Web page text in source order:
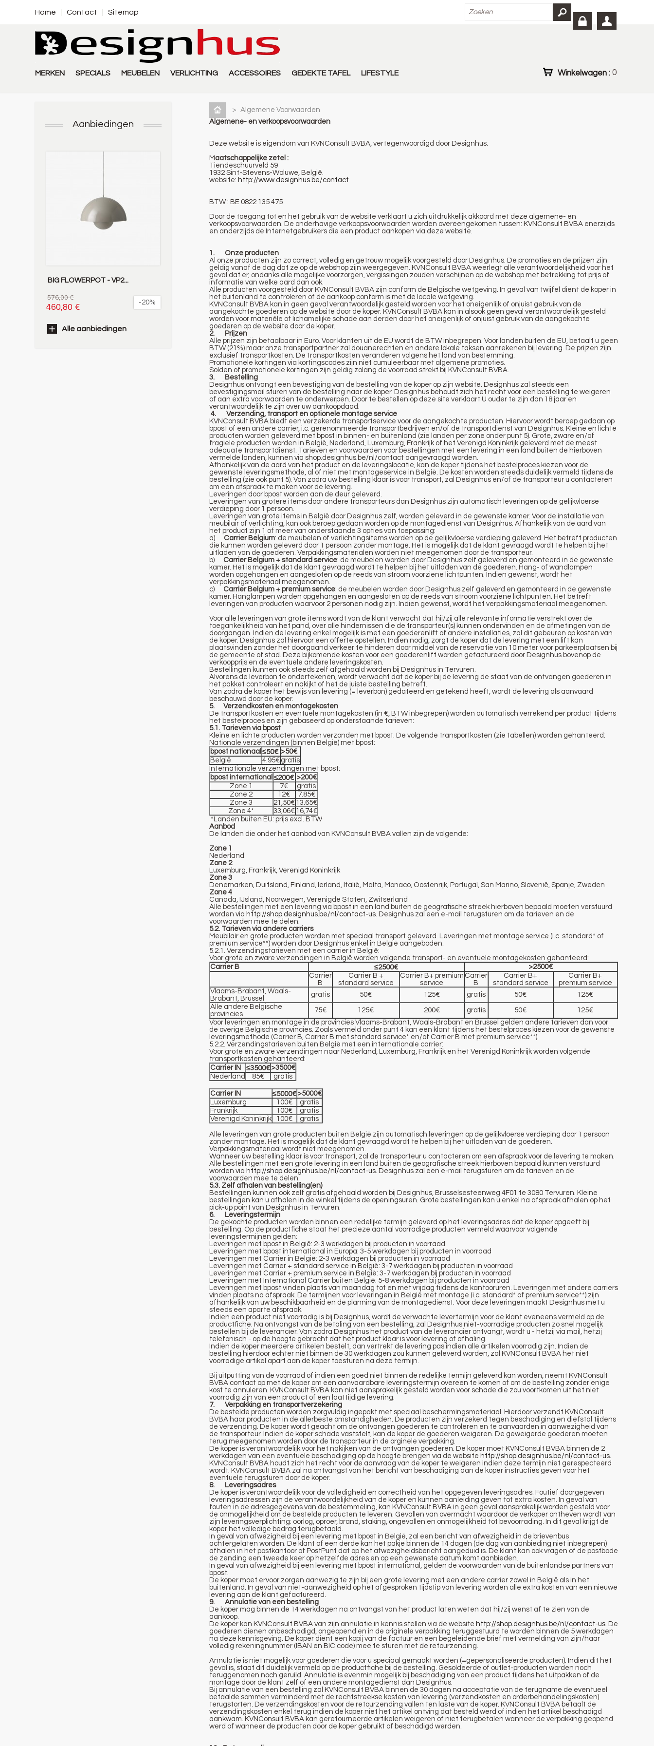
Home Contact Sitemap
Winkelwagen : 0
MERKEN SPECIALS MEUBELEN VERLICHTING ACCESSOIRES GEDEKTE TAFEL LIFESTYLE
Aanbiedingen
BIG FLOWERPOT - VP2...
576,00 €
-20%
460,80 €
Alle aanbiedingen
> Algemene Voorwaarden
Algemene- en verkoopsvoorwaarden
Deze website is eigendom van KVNConsult BVBA, vertegenwoordigd door Designhus.
Maatschappelijke zetel :
Tiendeschuurveld 59
1932 Sint-Stevens-Woluwe, België.
website: http://www.designhus.be/contact
BTW : BE 0822 135 475
Door de toegang tot en het gebruik van de website verklaart u zich uitdrukkelijk akkoord met deze algemene- en
verkoopsvoorwaarden. De onderhavige verkoopsvoorwaarden worden overeengekomen tussen: KVNConsult BVBA enerzijds
en anderzijds de Internetgebruikers die een product aankopen via deze website.
1. Onze producten
Al onze producten zijn zo correct, volledig en getrouw mogelijk voorgesteld door Designhus. De promoties en de prijzen zijn
geldig vanaf de dag dat ze op de webshop zijn weergegeven. KVNConsult BVBA weerlegt alle verantwoordelijkheid voor het
geval dat er, ondanks alle mogelijke voorzorgen, vergissingen zouden verschijnen op de webshop met betrekking tot prijs of
informatie van welke aard dan ook.
Alle producten voorgesteld door KVNConsult BVBA zijn conform de Belgische wetgeving. In geval van twijfel dient de koper in
het buitenland te controleren of de aankoop conform is met de locale wetgeving.
KVNConsult BVBA kan in geen geval verantwoordelijk gesteld worden voor het oneigenlijk of onjuist gebruik van de
aangekochte goederen op de website door de koper. KVNConsult BVBA kan in alsook geen geval verantwoordelijk gesteld
worden voor materiële of lichamelijke schade aan derden door het oneigenlijk of onjuist gebruik van de aangekochte
goederen op de website door de koper.
2. Prijzen
Alle prijzen zijn betaalbaar in Euro. Voor klanten uit de EU wordt de BTW inbegrepen. Voor landen buiten de EU, betaalt u geen
BTW (21%) maar onze transportpartner zal douanerechten en andere lokale taksen aanrekenen bij levering. De prijzen zijn
exclusief transportkosten. De transportkosten veranderen volgens het land van bestemming.
Promotionele kortingen via kortingscodes zijn niet cumuleerbaar met algemene promoties.
Solden of promotionele kortingen zijn geldig zolang de voorraad strekt bij KVNConsult BVBA.
3. Bestelling
Designhus ontvangt een bevestiging van de bestelling van de koper op zijn website. Designhus zal steeds een
bevestigingsmail sturen van de bestelling naar de koper. Designhus behoudt zich het recht voor een bestelling te weigeren
of aan extra voorwaarden te onderwerpen. Door te bestellen op deze site verklaart U ouder te zijn dan 18 jaar en
verantwoordelijk te zijn over uw aankoopdaad.
4. Verzending, transport en optionele montage service
KVNConsult BVBA biedt een verzekerde transportservice voor de aangekochte producten. Hiervoor wordt beroep gedaan op
bpost of een andere carrier, i.c. gerenommeerde transportbedrijven en/of de transportdienst van Designhus. Kleine en lichte
producten worden geleverd met bpost in binnen- en buitenland (zie landen per zone onder punt 5). Grote, zware en/of
fragiele producten worden in België, Nederland, Luxemburg, Frankrijk of het Verenigd Koninkrijk geleverd met de meest
adequate transportdienst. Tarieven en voorwaarden voor bestellingen met een levering in een land buiten de hierboven
vermelde landen, kunnen via shop.designhus.be/nl/contact aangevraagd worden.
Afhankelijk van de aard van het product en de leveringslocatie, kan de koper tijdens het bestelproces kiezen voor de
gewenste leveringsmethode, al of niet met montageservice in België. De kosten worden steeds duidelijk vermeld tijdens de
bestelling (zie ook punt 5). Van zodra uw bestelling klaar is voor transport, zal Designhus en/of de transporteur u contacteren
om een afspraak te maken voor de levering.
Leveringen door bpost worden aan de deur geleverd.
Leveringen van grotere items door andere transporteurs dan Designhus zijn automatisch leveringen op de gelijkvloerse
verdieping door 1 persoon.
Leveringen van grote items in België door Designhus zelf, worden geleverd in de gewenste kamer. Voor de installatie van
meubilair of verlichting, kan ook beroep gedaan worden op de montagedienst van Designhus. Afhankelijk van de aard van
het product zijn 1 of meer van onderstaande 3 opties van toepassing:
a) Carrier Belgium: de meubelen of verlichtingsitems worden op de gelijkvloerse verdieping geleverd. Het betreft producten
die kunnen worden geleverd door 1 persoon zonder montage. Het is mogelijk dat de klant gevraagd wordt te helpen bij het
uitladen van de goederen. Verpakkingsmaterialen worden niet meegenomen door de transporteur.
b) Carrier Belgium + standard service: de meubelen worden door Designhus zelf geleverd en gemonteerd in de gewenste
kamer. Het is mogelijk dat de klant gevraagd wordt te helpen bij het uitladen van de goederen. Hang- of wandlampen
worden opgehangen en aangesloten op de reeds van stroom voorziene lichtpunten. Indien gewenst, wordt het
verpakkingsmateriaal meegenomen.
c) Carrier Belgium + premium service: de meubelen worden door Designhus zelf geleverd en gemonteerd in de gewenste
kamer. Hanglampen worden opgehangen en aangesloten op de reeds van stroom voorziene lichtpunten. Het betreft
leveringen van producten waarvoor 2 personen nodig zijn. Indien gewenst, wordt het verpakkingsmateriaal meegenomen.
Voor alle leveringen van grote items wordt van de klant verwacht dat hij/zij alle relevante informatie verstrekt over de
toegankelijkheid van het pand, over alle hindernissen die de transporteur(s) kunnen ondervinden en de afmetingen van de
doorgangen. Indien de levering enkel mogelijk is met een goederenlift of andere installaties, zal dit gebeuren op kosten van
de koper. Designhus zal hiervoor een offerte opstellen. Indien nodig, zorgt de koper dat de levering met een lift kan
plaatsvinden zonder het doorgaand verkeer te hinderen door middel van de reservatie van 10 meter voor parkeerplaatsen bij
de gemeente of stad. Deze bijkomende kosten voor een goederenlift worden gefactureerd door Designhus bovenop de
verkoopprijs en de eventuele andere leveringskosten.
Bestellingen kunnen ook steeds zelf afgehaald worden bij Designhus in Tervuren.
Alvorens de leverbon te ondertekenen, wordt verwacht dat de koper bij de levering de staat van de ontvangen goederen in
het pakket controleert en nakijkt of het de juiste bestelling betreft.
Van zodra de koper het bewijs van levering (= leverbon) gedateerd en getekend heeft, wordt de levering als aanvaard
beschouwd door de koper.
5. Verzendkosten en montagekosten
De transportkosten en eventuele montagekosten (in €, BTW inbegrepen) worden automatisch verrekend per product tijdens
het bestelproces en zijn gebaseerd op onderstaande tarieven:
5.1. Tarieven via bpost
Kleine en lichte producten worden verzonden met bpost. De volgende transportkosten (zie tabellen) worden gehanteerd:
Nationale verzendingen (binnen België) met bpost:
bpost nationaal ≤50€ >50€
België
4.95€ gratis
Internationale verzendingen met bpost:
bpost international ≤200€ >200€
Zone 1
7€
gratis
Zone 2
12€
7.85€
Zone 3
21,50€ 13.65€
Zone 4*
33,06€ 16,74€
* Landen buiten EU: prijs excl. BTW
Aanbod
De landen die onder het aanbod van KVNConsult BVBA vallen zijn de volgende:
Zone 1
Nederland
Zone 2
Luxemburg, Frankrijk, Verenigd Koninkrijk
Zone 3
Denemarken, Duitsland, Finland, Ierland, Italië, Malta, Monaco, Oostenrijk, Portugal, San Marino, Slovenië, Spanje, Zweden
Zone 4
Canada, IJsland, Noorwegen, Verenigde Staten, Zwitserland
Alle bestellingen met een levering via bpost in een land buiten de geografische streek hierboven bepaald moeten verstuurd
worden via http://shop.designhus.be/nl/contact-us. Designhus zal een e-mail terugsturen om de tarieven en de
voorwaarden mee te delen.
5.2. Tarieven via andere carriers
Meubilair en grote producten worden met speciaal transport geleverd. Leveringen met montage service (i.c. standard* of
premium service**) worden door Designhus enkel in België aangeboden.
5.2.1. Verzendingstarieven met een carrier in België:
Voor grote en zware verzendingen in België worden volgende transport- en eventuele montagekosten gehanteerd:
Carrier B
≤2500€
>2500€
Carrier
B
Carrier B +
standard service
Carrier B+ premium
service
Carrier
B
Carrier B+
standard service
Carrier B+
premium service
Vlaams-Brabant, Waals-
Brabant, Brussel
gratis 50€ 125€ gratis 50€
125€
Alle andere Belgische
provincies
75€ 125€ 200€ gratis 50€
125€
Voor leveringen en montage in de provincies Vlaams-Brabant, Waals-Brabant en Brussel gelden andere tarieven dan voor
de overige Belgische provincies. Zoals vermeld onder punt 4 kan een klant tijdens het bestelproces kiezen voor de gewenste
leveringsmethode (Carrier B, Carrier B met standard service* en/of Carrier B met premium service**).
5.2.2. Verzendingstarieven buiten België met een internationale carrier:
Voor grote en zware verzendingen naar Nederland, Luxemburg, Frankrijk en het Verenigd Koninkrijk worden volgende
transportkosten gehanteerd:
Carrier IN
≤3500€ >3500€
Nederland
85€ gratis
Carrier IN ≤5000€ >5000€
Luxemburg
100€
gratis
Frankrijk
100€
gratis
Verenigd Koninkrijk
100€ gratis
Alle leveringen van grote producten buiten België zijn automatisch leveringen op de gelijkvloerse verdieping door 1 persoon
zonder montage. Het is mogelijk dat de klant gevraagd wordt te helpen bij het uitladen van de goederen.
Verpakkingsmateriaal wordt niet meegenomen.
Wanneer uw bestelling klaar is voor transport, zal de transporteur u contacteren om een afspraak voor de levering te maken.
Alle bestellingen met een grote levering in een land buiten de geografische streek hierboven bepaald kunnen verstuurd
worden via http://shop.designhus.be/nl/contact-us. Designhus zal een e-mail terugsturen om de tarieven en de
voorwaarden mee te delen.
5.3. Zelf afhalen van bestelling(en)
Bestellingen kunnen ook zelf gratis afgehaald worden bij Designhus, Brusselsesteenweg 4F01 te 3080 Tervuren. Kleine
bestellingen kan u afhalen in de winkel tijdens de openingsuren. Grote bestellingen kan u enkel na afspraak afhalen op het
pick-up point van Designhus in Tervuren.
6. Leveringstermijn
De gekochte producten worden binnen een redelijke termijn geleverd op het leveringsadres dat de koper opgeeft bij
bestelling. Op de productfiche staat het precieze aantal voorradige producten vermeld waarvoor volgende
leveringstermijnen gelden:
Leveringen met bpost in België: 2-3 werkdagen bij producten in voorraad
Leveringen met bpost international in Europa: 3-5 werkdagen bij producten in voorraad
Leveringen met Carrier in België: 2-3 werkdagen bij producten in voorraad
Leveringen met Carrier + standard service in België: 3-7 werkdagen bij producten in voorraad
Leveringen met Carrier + premium service in België: 3-7 werkdagen bij producten in voorraad
Leveringen met International Carrier buiten België: 5-8 werkdagen bij producten in voorraad
Leveringen met bpost vinden plaats van maandag tot en met vrijdag tijdens de kantooruren. Leveringen met andere carriers
vinden plaats na afspraak. De termijnen voor leveringen in België met montage (i.c. standard* of premium service**) zijn
afhankelijk van uw beschikbaarheid en de planning van de montagedienst. Voor deze leveringen maakt Designhus met u
steeds een aparte afspraak.
Indien een product niet voorradig is bij Designhus, wordt de verwachte levertermijn voor de klant eveneens vermeld op de
productfiche. Na ontvangst van de betaling van een bestelling, zal Designhus niet-voorradige producten zo snel mogelijk
bestellen bij de leverancier. Van zodra Designhus het product van de leverancier ontvangt, wordt u - hetzij via mail, hetzij
telefonisch - op de hoogte gebracht dat het product klaar is voor levering of afhaling.
Indien de koper meerdere artikelen bestelt, dan vertrekt de levering pas indien alle artikelen voorradig zijn. Indien de
bestelling hierdoor echter niet binnen de 30 werkdagen zou kunnen geleverd worden, zal KVNConsult BVBA het niet
voorradige artikel apart aan de koper toesturen na deze termijn.
Bij uitputting van de voorraad of indien een goed niet binnen de redelijke termijn geleverd kan worden, neemt KVNConsult
BVBA contact op met de koper om een aanvaardbare leveringstermijn overeen te komen of om de bestelling zonder enige
kost te annuleren. KVNConsult BVBA kan niet aansprakelijk gesteld worden voor schade die zou voortkomen uit het niet
voorradig zijn van een product of een laattijdige levering.
7. Verpakking en transportverzekering
De bestelde producten worden zorgvuldig ingepakt met speciaal beschermingsmateriaal. Hierdoor verzendt KVNConsult
BVBA haar producten in de allerbeste omstandigheden. De producten zijn verzekerd tegen beschadiging en diefstal tijdens
de verzending. De koper wordt geacht om de ontvangen goederen te controleren en te aanvaarden in aanwezigheid van
de transporteur. Indien de koper schade vaststelt, kan de koper de goederen weigeren. De geweigerde goederen moeten
terug meegenomen worden door de transporteur in de orginele verpakking.
De koper is verantwoordelijk voor het nakijken van de ontvangen goederen. De koper moet KVNConsult BVBA binnen de 2
werkdagen van een eventuele beschadiging op de hoogte brengen via de website http://shop.designhus.be/nl/contact-us.
KVNConsult BVBA houdt zich het recht voor de aanvraag van de koper te weigeren indien deze termijn niet gerespecteerd
wordt. KVNConsult BVBA zal na ontvangst van het bericht van beschadiging aan de koper instructies geven voor het
eventuele terugsturen door de koper.
8. Leveringsadres
De koper is verantwoordelijk voor de volledigheid en correctheid van het opgegeven leveringsadres. Foutief doorgegeven
leveringsadressen zijn de verantwoordelijkheid van de koper en kunnen aanleiding geven tot extra kosten. In geval van
fouten in de adresgegevens van de bestemmeling, kan KVNConsult BVBA in geen geval aansprakelijk worden gesteld voor
de onmogelijkheid om de bestelde producten te leveren. Gevallen van overmacht waardoor de verkoper ontheven wordt van
zijn leveringsverplichting: oorlog, oproer, brand, staking, ongevallen en onmogelijkheid tot bevoorrading. In dit geval krijgt de
koper het volledige bedrag terugbetaald.
In geval van afwezigheid bij een levering met bpost in België, zal een bericht van afwezigheid in de brievenbus
achtergelaten worden. De klant of een derde kan het pakje binnen de 14 dagen (de dag van aanbieding niet inbegrepen)
afhalen in het postkantoor of PostPunt dat op het afwezigheidsbericht aangeduid is. De klant kan ook vragen of de postbode
de zending een tweede keer op hetzelfde adres en op een gewenste datum komt aanbieden.
In geval van afwezigheid bij een levering met bpost international, gelden de voorwaarden van de buitenlandse partners van
bpost.
De koper moet ervoor zorgen aanwezig te zijn bij een grote levering met een andere carrier zowel in België als in het
buitenland. In geval van niet-aanwezigheid op het afgesproken tijdstip van levering worden alle extra kosten van een nieuwe
levering aan de klant gefactureerd.
9. Annulatie van een bestelling
De koper mag binnen de 14 werkdagen na ontvangst van het product laten weten dat hij/zij wenst af te zien van de
aankoop.
De koper kan KVNConsult BVBA van zijn annulatie in kennis stellen via de website http://shop.designhus.be/nl/contact-us. De
goederen dienen onbeschadigd, ongeopend en in de originele verpakking teruggestuurd te worden binnen de 5 werkdagen
na deze kennisgeving. De koper dient een kopij van de factuur en een begeleidende brief met vermelding van zijn/haar
volledig rekeningnummer (IBAN en BIC code) mee te sturen met de retourzending.
Annulatie is niet mogelijk voor goederen die voor u speciaal gemaakt worden (=gepersonaliseerde producten). Indien dit het
geval is, staat dit duidelijk vermeld op de productfiche bij de bestelling. Gesoldeerde of outlet-producten worden noch
teruggenomen noch geruild. Annulatie is evenmin mogelijk bij beschadiging van een product tijdens het uitpakken of de
montage door de klant zelf of een andere montagedienst dan Designhus.
Bij annulatie van een bestelling zal KVNConsult BVBA binnen de 30 dagen na acceptatie van de terugname de eventueel
betaalde sommen verminderd met de rechtstreekse kosten van levering (verzendkosten en orderbehandelingskosten)
terugstorten. De verzendingskosten voor de retourzending vallen ten laste van de koper. KVNConsult BVBA betaalt de
verzendingskosten enkel terug indien de koper niet het artikel ontving dat besteld werd of indien het artikel beschadigd
aankwam. KVNConsult BVBA kan geretourneerde artikelen weigeren of niet terugbetalen wanneer de verpakking geopend
werd of wanneer de producten door de koper gebruikt of beschadigd werden.